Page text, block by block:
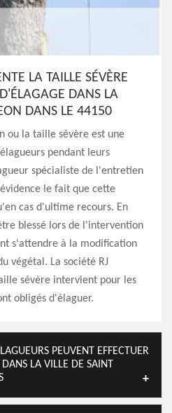
LA TAILLE SÉVÈRE
DANS LA
DANS LE 44150
ou la taille sévère est une
pendant leurs
spécialiste de l'entretien
le fait que cette
cas d'ultime recours. En
blessé lors de l'intervention
s'attendre à la modification
végétal. La société RJ
sévère intervient pour les
obligés d'élaguer.
PEUVENT EFFECTUER
LA VILLE DE SAINT